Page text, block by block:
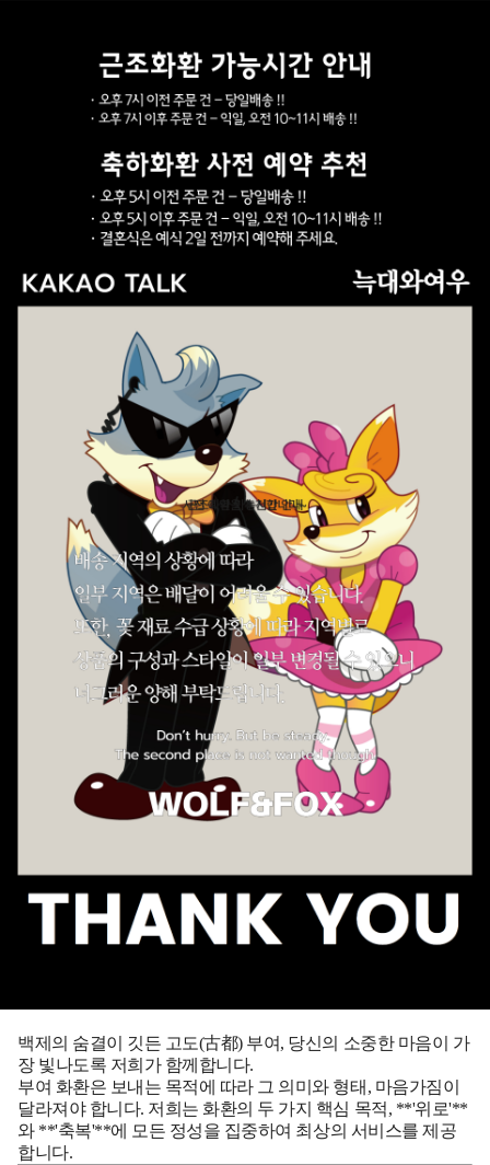
백제의 숨결이 깃든 고도(古都) 부여, 당신의 소중한 마음이 가
장 빛나도록 저희가 함께합니다.
부여 화환은 보내는 목적에 따라 그 의미와 형태, 마음가짐이
달라져야 합니다. 저희는 화환의 두 가지 핵심 목적, **'위로'**
와 **'축복'**에 모든 정성을 집중하여 최상의 서비스를 제공
합니다.